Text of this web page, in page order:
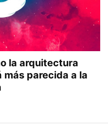
la arquitectura
parecida a la